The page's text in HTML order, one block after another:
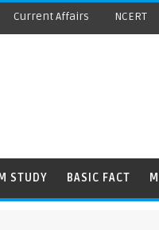
Current Affairs NCERT
STUDY BASIC FACT